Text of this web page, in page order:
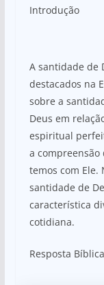
Introdução
A santidade de
destacados na
sobre a
Deus em
espiritual
a
temos com Ele.
santidade de
característica
cotidiana.
Resposta Bíblica